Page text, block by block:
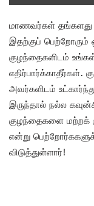
மாணவர்கள் தங்களது
இதற்குப்
குழந்தைகளிடம்
எதிர்பார்க்காதீர்கள்.
அவர்களிடம்
இருந்தால் நல்ல
குழந்தைகளை மற்றக்
என்று
விடுத்துள்ளார்!